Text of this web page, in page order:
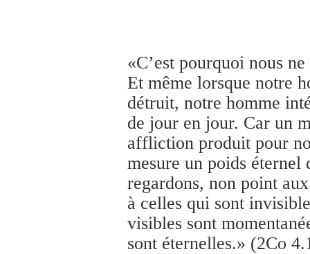
«C’est pourquoi nous
Et même lorsque notre
détruit, notre homme
de jour en jour. Car un
affliction produit pour
mesure un poids éternel
regardons, non point
à celles qui sont
visibles sont
sont éternelles.» (2Co